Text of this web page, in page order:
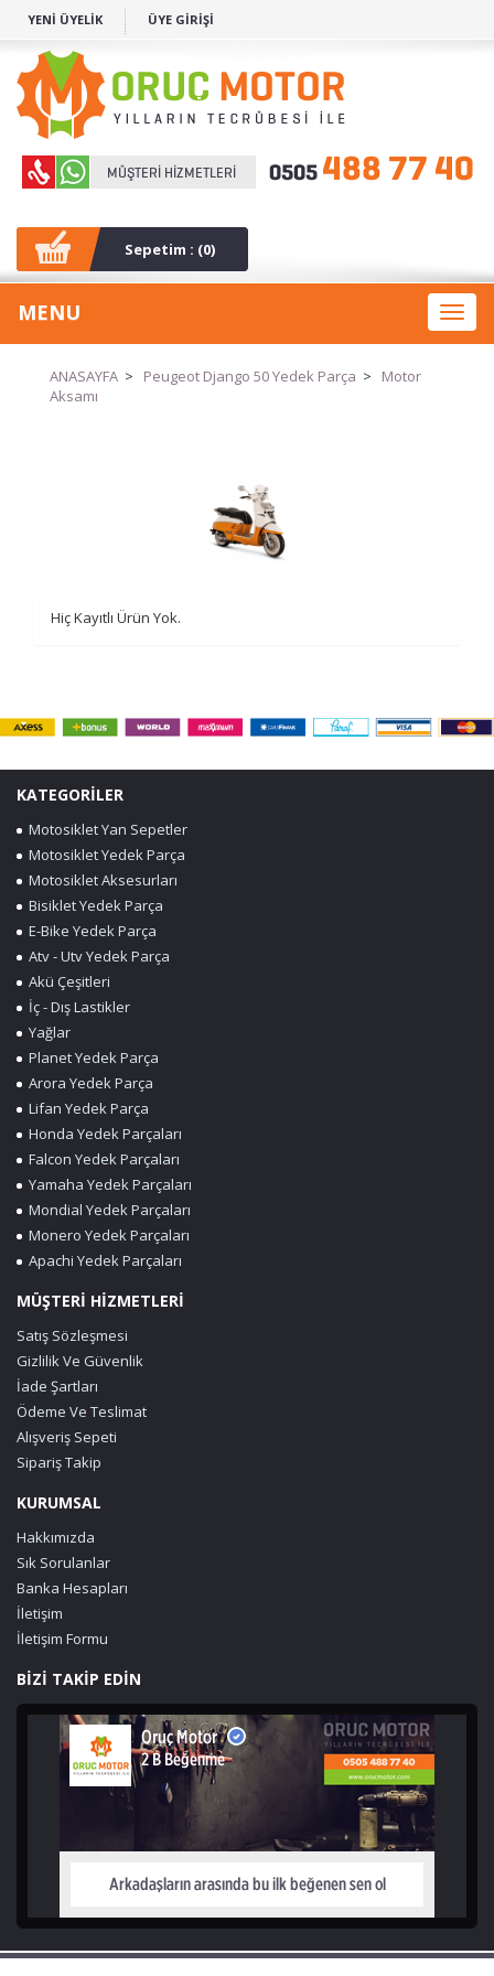
YENİ ÜYELİK ÜYE GİRİŞİ
Sepetim : (0)
Toggle
MENU
ANASAYFA > Peugeot Django 50 Yedek Parça >
Motor
Aksamı
Hiç Kayıtlı Ürün Yok.
KATEGORİLER
Motosiklet Yan Sepetler
Motosiklet Yedek Parça
Motosiklet Aksesurları
Bisiklet Yedek Parça
E-Bike Yedek Parça
Atv - Utv Yedek Parça
Akü Çeşitleri
İç - Dış Lastikler
Yağlar
Planet Yedek Parça
Arora Yedek Parça
Lifan Yedek Parça
Honda Yedek Parçaları
Falcon Yedek Parçaları
Yamaha Yedek Parçaları
Mondial Yedek Parçaları
Monero Yedek Parçaları
Apachi Yedek Parçaları
MÜŞTERİ HİZMETLERİ
Satış Sözleşmesi
Gizlilik Ve Güvenlik
İade Şartları
Ödeme Ve Teslimat
Alışveriş Sepeti
Sipariş Takip
KURUMSAL
Hakkımızda
Sık Sorulanlar
Banka Hesapları
İletişim
İletişim Formu
BİZİ TAKİP EDİN